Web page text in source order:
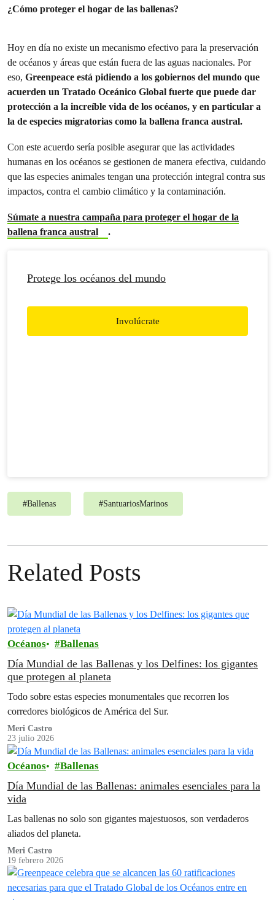
¿Cómo proteger el hogar de las ballenas?
Hoy en día no existe un mecanismo efectivo para la preservación
de océanos y áreas que están fuera de las aguas nacionales. Por
eso, Greenpeace está pidiendo a los gobiernos del mundo que
acuerden un Tratado Oceánico Global fuerte que puede dar
protección a la increíble vida de los océanos, y en particular a
la de especies migratorias como la ballena franca austral.
Con este acuerdo sería posible asegurar que las actividades
humanas en los océanos se gestionen de manera efectiva, cuidando
que las especies animales tengan una protección integral contra sus
impactos, contra el cambio climático y la contaminación.
Súmate a nuestra campaña para proteger el hogar de la
ballena franca austral
.
Protege los océanos del mundo
Involúcrate
#Ballenas #SantuariosMarinos
Related Posts
Océanos Ballenas
Día Mundial de las Ballenas y los Delfines: los gigantes
que protegen al planeta
Todo sobre estas especies monumentales que recorren los
corredores biológicos de América del Sur.
Meri Castro
23 julio 2026
Océanos Ballenas
Día Mundial de las Ballenas: animales esenciales para la
vida
Las ballenas no solo son gigantes majestuosos, son verdaderos
aliados del planeta.⁣
Meri Castro
19 febrero 2026